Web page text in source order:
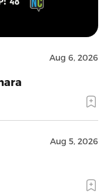
Aug 6, 2026
Aug 5, 2026